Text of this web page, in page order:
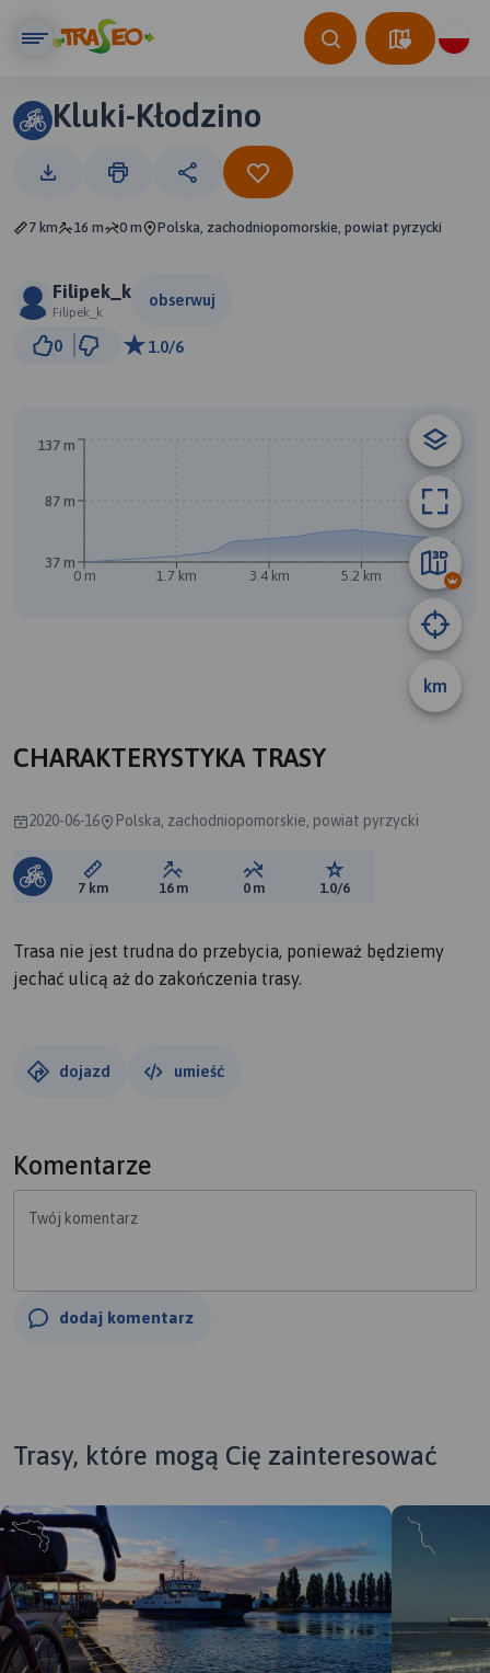
Kluki-Kłodzino
7 km 16 m 0 m Polska, zachodniopomorskie, powiat pyrzycki
Filipek_k
Filipek_k
obserwuj
0 1.0/6
km
0 m 1.7 km 3.4 km 5.2 km 6.9 km
37 m
87 m
137 m
CHARAKTERYSTYKA TRASY
2020-06-16 Polska, zachodniopomorskie, powiat pyrzycki
Długość trasy:
7 km Suma przewyższeń:
16 m Suma spadków:
0 m Ocena trasy:
1.0/6
Trasa nie jest trudna do przebycia, ponieważ będziemy
jechać ulicą aż do zakończenia trasy.
dojazd umieść
Komentarze
Twój komentarz
dodaj komentarz
Trasy, które mogą Cię zainteresować